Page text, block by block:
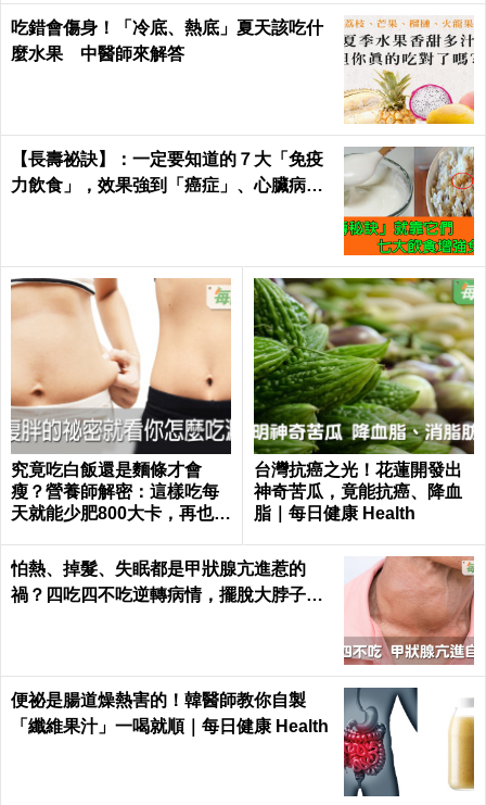
吃錯會傷身！「冷底、熱底」夏天該吃什
麼水果 中醫師來解答
【長壽祕訣】：一定要知道的７大「免疫
力飲食」，效果強到「癌症」、心臟病、
究竟吃白飯還是麵條才會
瘦？營養師解密：這樣吃每
天就能少肥800大卡，再也不
alth
台灣抗癌之光！花蓮開發出
神奇苦瓜，竟能抗癌、降血
脂｜每日健康 Health
怕熱、掉髮、失眠都是甲狀腺亢進惹的
禍？四吃四不吃逆轉病情，擺脫大脖子！
便祕是腸道燥熱害的！韓醫師教你自製
「纖維果汁」一喝就順｜每日健康 Health